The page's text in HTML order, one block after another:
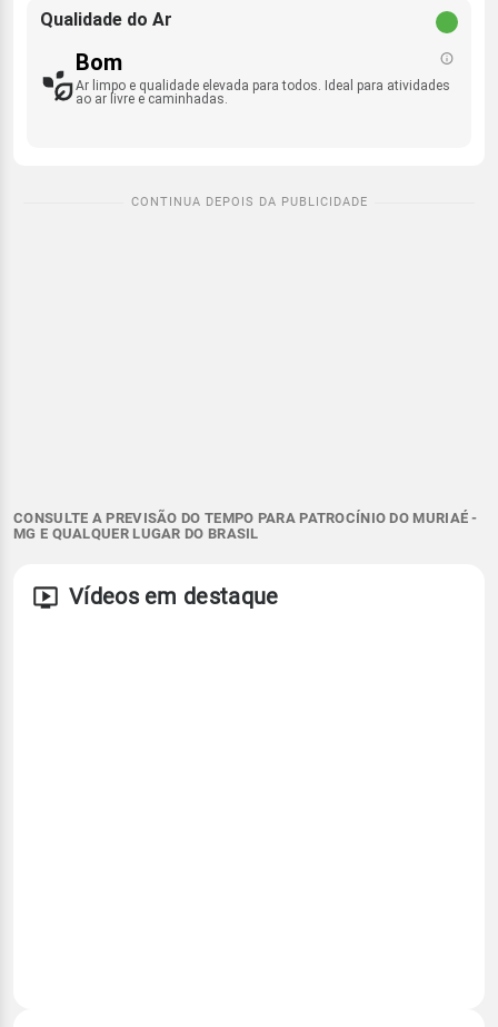
Qualidade do Ar
Bom
Ar limpo e qualidade elevada para todos. Ideal para atividades
ao ar livre e caminhadas.
CONSULTE A PREVISÃO DO TEMPO PARA PATROCÍNIO DO MURIAÉ -
MG E QUALQUER LUGAR DO BRASIL
Vídeos em destaque